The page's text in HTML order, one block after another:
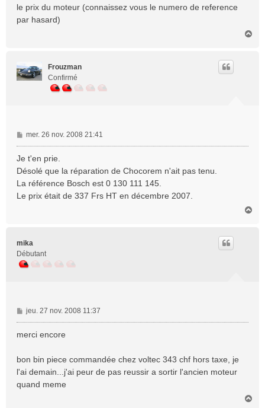
le prix du moteur (connaissez vous le numero de reference
par hasard)
Frouzman
Confirmé
M
e
s
s
g
e
mer. 26 nov. 2008 21:41
Je t'en prie.
Désolé que la réparation de Chocorem n'ait pas tenu.
La référence Bosch est 0 130 111 145.
Le prix était de 337 Frs HT en décembre 2007.
mika
Débutant
M
e
s
g
e
jeu. 27 nov. 2008 11:37
merci encore
bon bin piece commandée chez voltec 343 chf hors taxe, je
l'ai demain...j'ai peur de pas reussir a sortir l'ancien moteur
quand meme